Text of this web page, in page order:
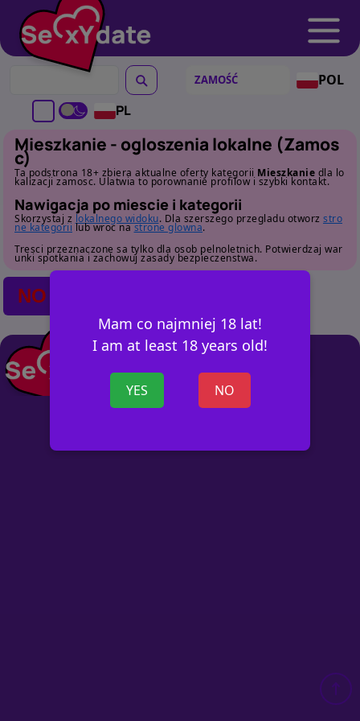
POL
PL
Mam co najmniej 18 lat!
I am at least 18 years old!
YES NO
Mieszkanie - ogloszenia lokalne (Zamos
c)
Ta podstrona 18+ zbiera aktualne oferty kategorii Mieszkanie dla lo
kalizacji zamosc. Ulatwia to porownanie profilow i szybki kontakt.
Nawigacja po miescie i kategorii
Skorzystaj z lokalnego widoku. Dla szerszego przegladu otworz stro
ne kategorii lub wroc nastrone glowna.
Tresci przeznaczone sa tylko dla osob pelnoletnich. Potwierdzaj war
unki spotkania i zachowuj zasady bezpieczenstwa.
NO POSTS FOUND